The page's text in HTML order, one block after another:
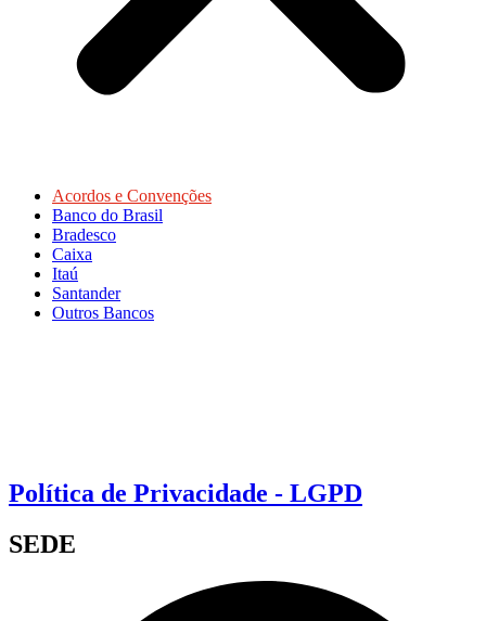
Acordos e Convenções
Banco do Brasil
Bradesco
Caixa
Itaú
Santander
Outros Bancos
Política de Privacidade - LGPD
SEDE